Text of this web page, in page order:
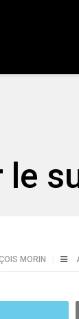
le
MORIN